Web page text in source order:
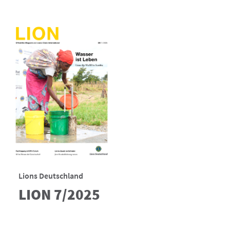
Lions Deutschland
LION 7/2025